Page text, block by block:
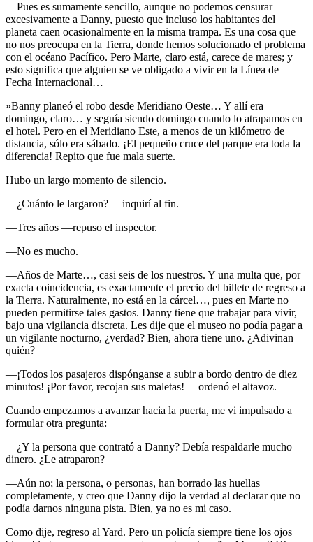
—Pues es sumamente sencillo, aunque no podemos censurar
excesivamente a Danny, puesto que incluso los habitantes del
planeta caen ocasionalmente en la misma trampa. Es una cosa que
no nos preocupa en la Tierra, donde hemos solucionado el problema
con el océano Pacífico. Pero Marte, claro está, carece de mares; y
esto significa que alguien se ve obligado a vivir en la Línea de
Fecha Internacional…
»Banny planeó el robo desde Meridiano Oeste… Y allí era
domingo, claro… y seguía siendo domingo cuando lo atrapamos en
el hotel. Pero en el Meridiano Este, a menos de un kilómetro de
distancia, sólo era sábado. ¡El pequeño cruce del parque era toda la
diferencia! Repito que fue mala suerte.
Hubo un largo momento de silencio.
—¿Cuánto le largaron? —inquirí al fin.
—Tres años —repuso el inspector.
—No es mucho.
—Años de Marte…, casi seis de los nuestros. Y una multa que, por
exacta coincidencia, es exactamente el precio del billete de regreso a
la Tierra. Naturalmente, no está en la cárcel…, pues en Marte no
pueden permitirse tales gastos. Danny tiene que trabajar para vivir,
bajo una vigilancia discreta. Les dije que el museo no podía pagar a
un vigilante nocturno, ¿verdad? Bien, ahora tiene uno. ¿Adivinan
quién?
—¡Todos los pasajeros dispónganse a subir a bordo dentro de diez
minutos! ¡Por favor, recojan sus maletas! —ordenó el altavoz.
Cuando empezamos a avanzar hacia la puerta, me vi impulsado a
formular otra pregunta:
—¿Y la persona que contrató a Danny? Debía respaldarle mucho
dinero. ¿Le atraparon?
—Aún no; la persona, o personas, han borrado las huellas
completamente, y creo que Danny dijo la verdad al declarar que no
podía darnos ninguna pista. Bien, ya no es mi caso.
Como dije, regreso al Yard. Pero un policía siempre tiene los ojos